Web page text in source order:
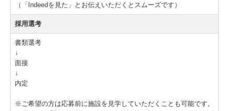
（「Indeedを見た」とお伝えいただくとスムーズです）
採用選考
書類選考
↓
面接
↓
内定
※ご希望の方は応募前に施設を見学していただくことも可能です。